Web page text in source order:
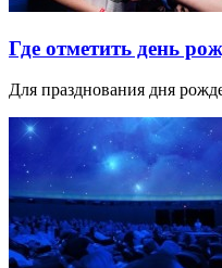
Где отметить день
Для празднования дня